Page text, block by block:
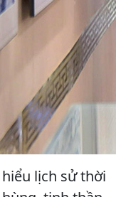
lịch sử thời